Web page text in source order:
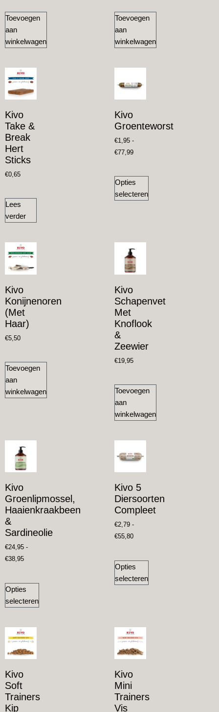
Toevoegen
aan
winkelwagen
Toevoegen
aan
winkelwagen
Kivo
Take &
Break
Hert
Sticks
€0,65
Lees
verder
Kivo
Groenteworst
€1,95 -
€77,99
Opties
selecteren
Kivo
Konijnenoren
(met
Haar)
€5,50
Toevoegen
aan
winkelwagen
Kivo
Schapenvet
Met
Knoflook
&
Zeewier
€19,95
Toevoegen
aan
winkelwagen
Kivo
Groenlipmossel,
Haaienkraakbeen
&
Sardineolie
€24,95 -
€38,95
Opties
selecteren
Kivo 5
Diersoorten
Compleet
€2,79 -
€55,80
Opties
selecteren
Kivo
Soft
Trainers
Kip
Kivo
Mini
Trainers
Vis